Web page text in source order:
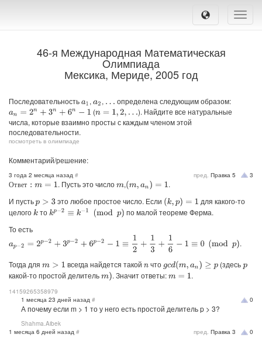
Toggle
46-я Международная Математическая
Oлимпиада
Мексика, Мериде, 2005 год
Последовательностьa1,a2,
определена следующим образом:
an =2n +3 n+6n− 1 (n=1,2,…
). Найдите все натуральные
числа, которые взаимно просты с каждым членом этой
последовательности.
посмотреть в олимпиаде
Комментарий/решение:
пред. Правка 5 3
3 года 2 месяца назад #
Ответ
Ответ m=1 . Пусть это числоm,(m,an)=1
.
И пустьp >3 это любое простое число. Если (k,p)=1
для какого-то
целогоkтоkp−2 ≡k− 1(modp)
по малой теореме Ферма.
То есть
p−2+3 p 2+6p 2 −1≡12 3 −1 ≡ mod ) .
Тогда для m> 1 всегда найдется такой n чтоgcd(m,an)≥p (здесьp
какой-то простой делительm) . Значит ответы:m= 1 .
14159265358979
0
1 месяца 23 дней назад #
А почему если m > 1 то у него есть простой делитель p > 3?
Shahma.Aibek
пред. Правка 3 0
1 месяца 6 дней назад #